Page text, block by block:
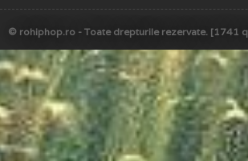
© rohiphop.ro - Toate drepturile rezervate. [1741